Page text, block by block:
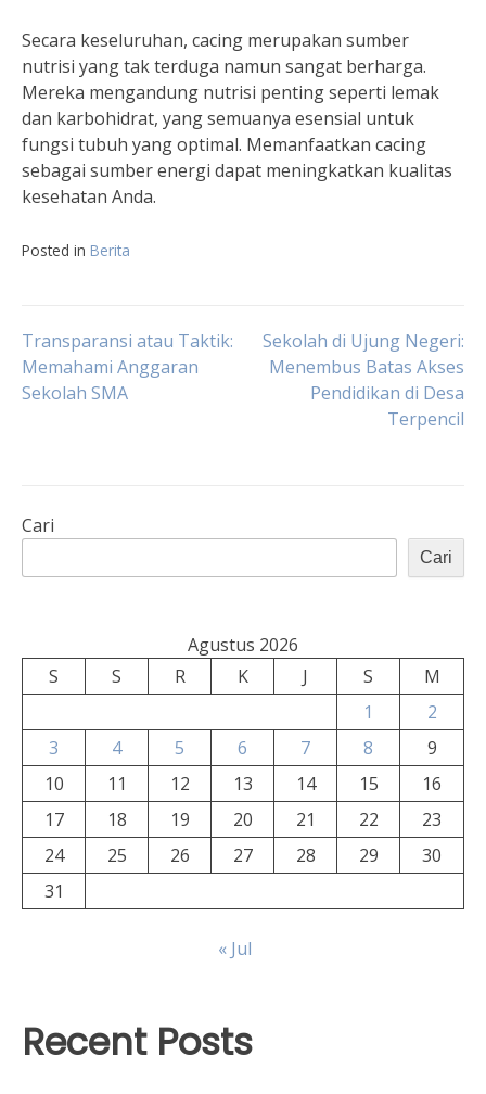
Secara keseluruhan, cacing merupakan sumber
nutrisi yang tak terduga namun sangat berharga.
Mereka mengandung nutrisi penting seperti lemak
dan karbohidrat, yang semuanya esensial untuk
fungsi tubuh yang optimal. Memanfaatkan cacing
sebagai sumber energi dapat meningkatkan kualitas
kesehatan Anda.
Posted in Berita
Navigasi
pos
Transparansi atau Taktik:
Memahami Anggaran
Sekolah SMA
Sekolah di Ujung Negeri:
Menembus Batas Akses
Pendidikan di Desa
Terpencil
Cari
Cari
Agustus 2026
S
S R K J S
M
1
2
3
4 5 6 7 8
9
10
11 12 13 14 15
16
17
18 19 20 21 22
23
24
25 26 27 28 29
30
31
« Jul
Recent Posts